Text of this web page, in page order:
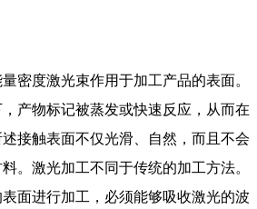
密度激光束作用于加工产品的表面。
产物标记被蒸发或快速反应，从而在
接触表面不仅光滑、自然，而且不会
。激光加工不同于传统的加工方法。
面进行加工，必须能够吸收激光的波